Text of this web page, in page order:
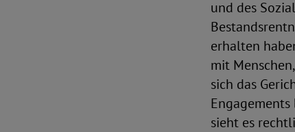
und des
erhalten
mit
sich das
sieht es